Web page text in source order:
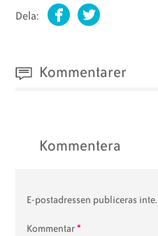
Dela: FacebookTwitter
Kommentarer
Kommentera
E-postadressen publiceras inte.
Kommentar*